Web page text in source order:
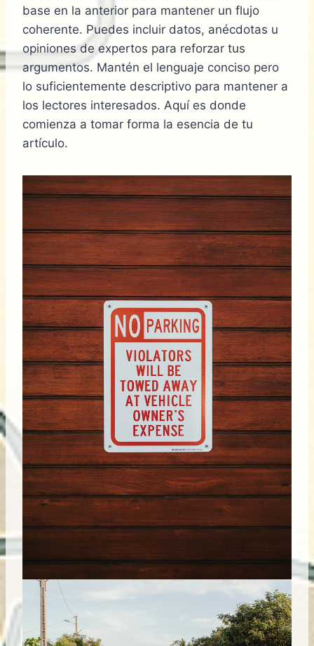
base en la anterior para mantener un flujo
coherente. Puedes incluir datos, anécdotas u
opiniones de expertos para reforzar tus
argumentos. Mantén el lenguaje conciso pero
lo suficientemente descriptivo para mantener a
los lectores interesados. Aquí es donde
comienza a tomar forma la esencia de tu
artículo.